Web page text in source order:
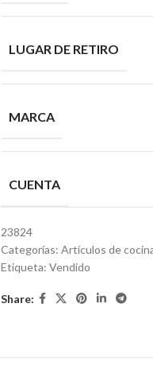
LUGAR DE RETIRO
MARCA
CUENTA
23824
Categorías: Artículos de
Etiqueta: Vendido
Share: